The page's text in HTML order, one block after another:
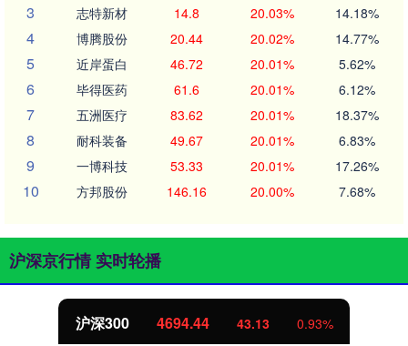
3 志特新材 14.8 20.03% 14.18%
4 博腾股份 20.44 20.02% 14.77%
5 近岸蛋白 46.72 20.01% 5.62%
6 毕得医药 61.6 20.01% 6.12%
7 五洲医疗 83.62 20.01% 18.37%
8 耐科装备 49.67 20.01% 6.83%
9 一博科技 53.33 20.01% 17.26%
10 方邦股份 146.16 20.00% 7.68%
沪深京行情 实时轮播
沪深300 4694.44 43.13 0.93%